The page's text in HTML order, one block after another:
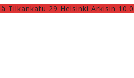
Tilkankatu 29 Helsinki Arkisin